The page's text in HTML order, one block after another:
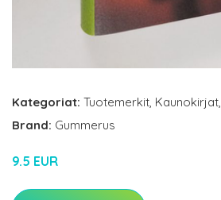
Kategoriat: Tuotemerkit, Kaunokirjat,
Brand: Gummerus
9.5 EUR